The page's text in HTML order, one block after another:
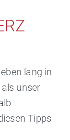
lang in
unser
Tipps